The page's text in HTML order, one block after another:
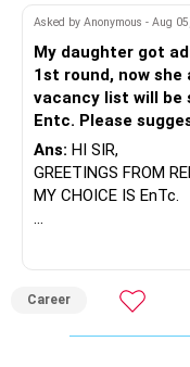
Asked by Anonymous - Aug
My daughter got
1st round, now she applied for
vacancy list will be
Entc. Please
Ans: HI SIR,
GREETINGS FROM
MY CHOICE IS EnTc.
Career